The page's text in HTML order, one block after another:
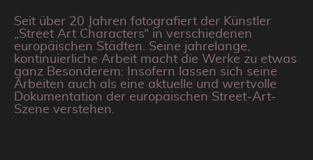
Seit über 20 Jahren fotografiert der Künstler
„Street Art Characters“ in verschiedenen
europäischen Städten. Seine jahrelange,
kontinuierliche Arbeit macht die Werke zu etwas
ganz Besonderem: Insofern lassen sich seine
Arbeiten auch als eine aktuelle und wertvolle
Dokumentation der europäischen Street-Art-
Szene verstehen.